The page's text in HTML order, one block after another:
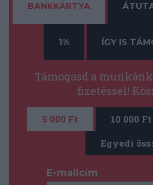
BANKKÁRTYA
1% ÍGY IS
Támogasd a
fizetéssel!
5 000 Ft 10 000 Ft
Egyedi
E-mailcím